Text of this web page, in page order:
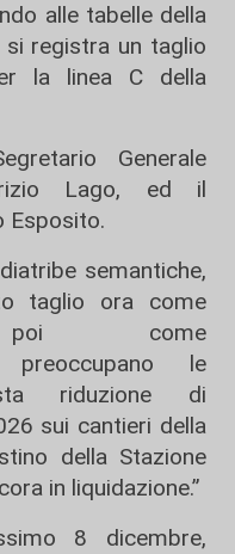
alle tabelle della
si registra un taglio
la linea C della
Generale
Lago, ed il
Esposito.
semantiche,
taglio ora come
poi come
preoccupano le
riduzione di
sui cantieri della
della Stazione
in liquidazione.”
8 dicembre,